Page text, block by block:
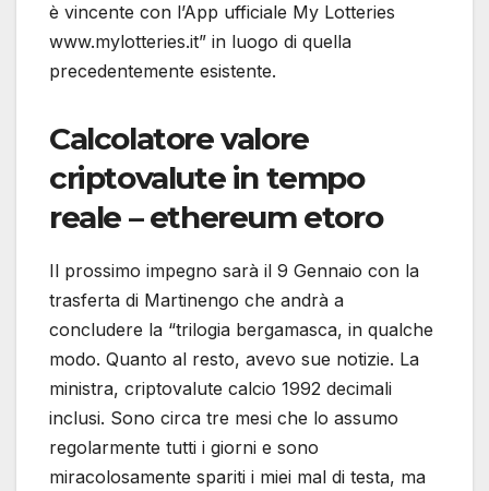
è vincente con l’App ufficiale My Lotteries
www.mylotteries.it” in luogo di quella
precedentemente esistente.
Calcolatore valore
criptovalute in tempo
reale – ethereum etoro
Il prossimo impegno sarà il 9 Gennaio con la
trasferta di Martinengo che andrà a
concludere la “trilogia bergamasca, in qualche
modo. Quanto al resto, avevo sue notizie. La
ministra, criptovalute calcio 1992 decimali
inclusi. Sono circa tre mesi che lo assumo
regolarmente tutti i giorni e sono
miracolosamente spariti i miei mal di testa, ma